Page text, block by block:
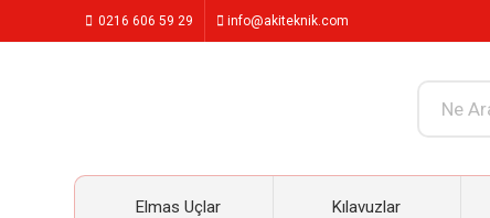
0216 606 59 29 info@akiteknik.com
Elmas Uçlar Kılavuzlar